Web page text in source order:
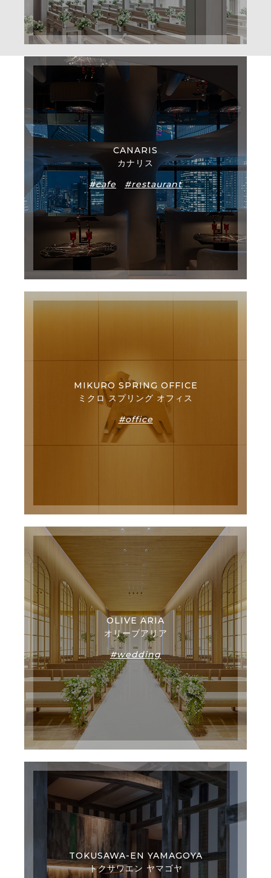
CANARIS
カナリス
#cafe
#restaurant
MIKURO SPRING OFFICE
ミクロ スプリング オフィス
#office
OLIVE ARIA
オリーブアリア
#wedding
TOKUSAWA-EN YAMAGOYA
トクサワエン ヤマゴヤ